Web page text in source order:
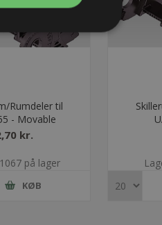
Rumdeler til
- Movable
kr.
på lager
KØB